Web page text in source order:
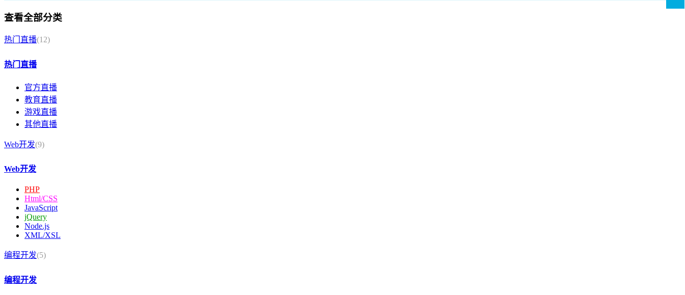
查看全部分类
热门直播(12)
热门直播
官方直播
教育直播
游戏直播
其他直播
Web开发(9)
Web开发
PHP
Html/CSS
JavaScript
jQuery
Node.js
XML/XSL
编程开发(5)
编程开发